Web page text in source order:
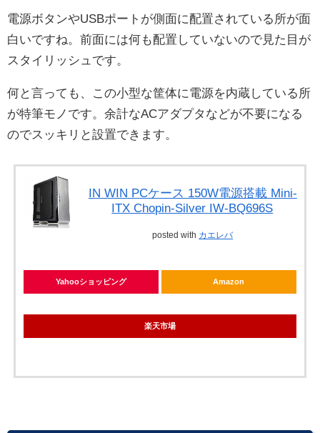
電源ボタンやUSBポートが側面に配置されている所が面
白いですね。前面には何も配置していないので見た目が
スタイリッシュです。
何と言っても、この小型な筐体に電源を内蔵している所
が特筆モノです。余計なACアダプタなどが不要になる
のでスッキリと設置できます。
IN WIN PCケース 150W電源搭載 Mini-
ITX Chopin-Silver IW-BQ696S
posted with カエレバ
Yahooショッピング Amazon
楽天市場